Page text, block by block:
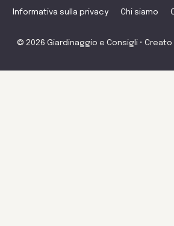
Informativa sulla privacy Chi siamo
© 2026 Giardinaggio e Consigli •